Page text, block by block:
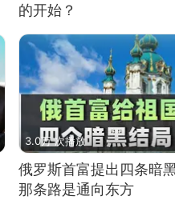
的开始？
3.0万 次播放
俄罗斯首富提出四条暗
那条路是通向东方